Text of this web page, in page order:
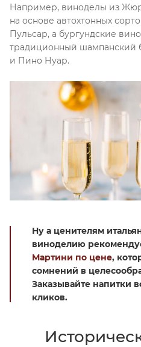
Например, виноделы из
на основе автохтонных
Пульсар, а бургундские
традиционный шампанский
и Пино Нуар.
Ну а ценителям
виноделию
Мартини по цене,
сомнений в
Заказывайте напитки
кликов.